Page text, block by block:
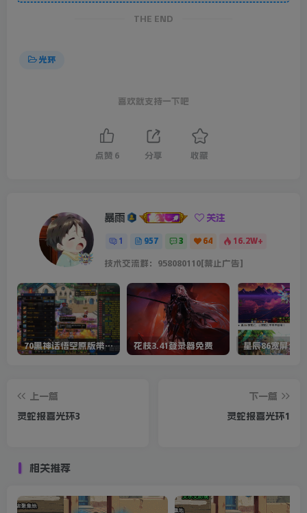
THE END
光环
喜欢就支持一下吧
点赞 6 分享 收藏
暴雨 关注
1 957 3 64 16.2W+
技术交流群：958080110[禁止广告]
70黑神话悟空原版带cdk等全套文件 花枝3.41登录器免费 星辰86宽屏全套
上一篇
灵蛇报喜光环3
下一篇
灵蛇报喜光环1
相关推荐